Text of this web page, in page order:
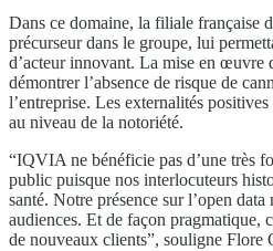
Dans ce domaine, la filiale française
précurseur dans le groupe, lui
d’acteur innovant. La mise en œuvre
démontrer l’absence de risque de
l’entreprise. Les externalités positives
au niveau de la notoriété.
“IQVIA ne bénéficie pas d’une très
public puisque nos interlocuteurs
santé. Notre présence sur l’open
audiences. Et de façon pragmatique,
de nouveaux clients”, souligne Flore